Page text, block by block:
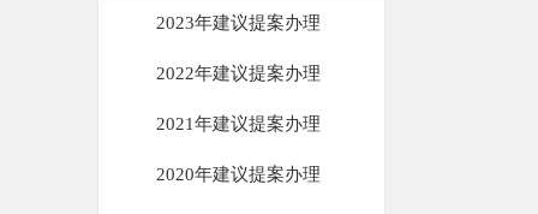
2023年建议提案办理
2022年建议提案办理
2021年建议提案办理
2020年建议提案办理